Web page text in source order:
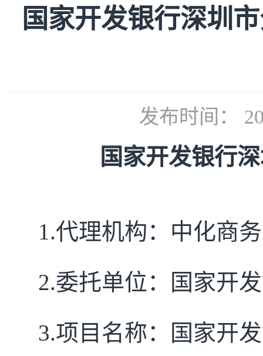
国家开发银行深圳
发布时间：
国家开发银行
1.代理机构：中化商
2.委托单位：
国家开
3.项目名称：
国家开